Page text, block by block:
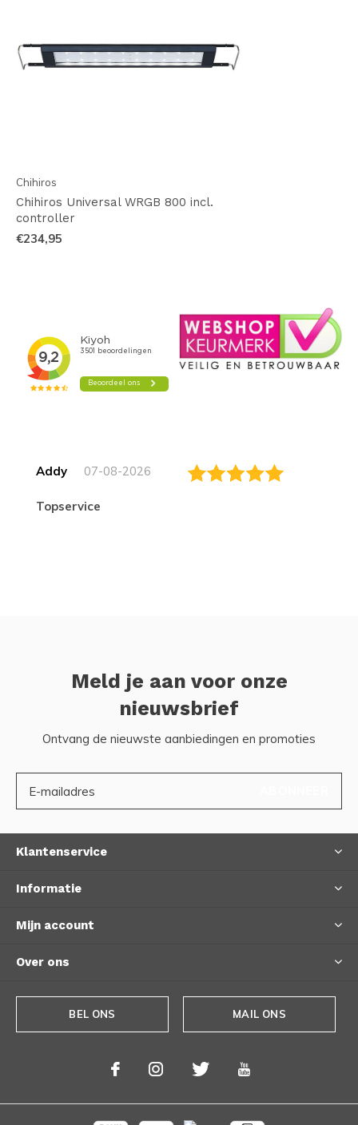
Chihiros
Chihiros Universal WRGB 800 incl.
controller
€234,95
Addy 07-08-2026
topservice
Meld je aan voor onze
nieuwsbrief
Ontvang de nieuwste aanbiedingen en promoties
Klantenservice
Informatie
Mijn account
Over ons
BEL ONS MAIL ONS